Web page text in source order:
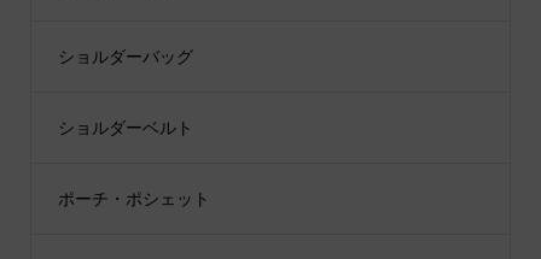
ショルダーバッグ
ショルダーベルト
ポーチ・ポシェット